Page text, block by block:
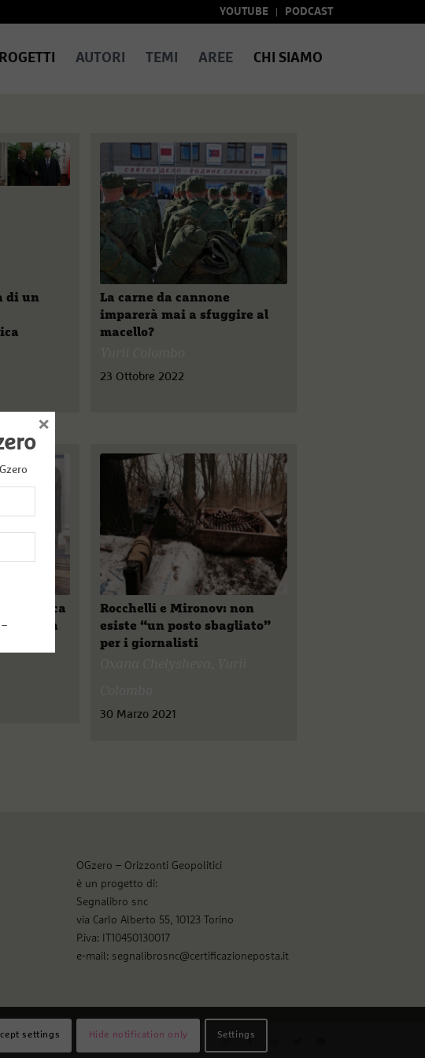
YOUTUBE PODCAST
AUTORI TEMI AREE CHI SIAMO
di un
La carne da cannone
imparerà mai a sfuggire al
macello?
23 Ottobre 2022
tattica
strategia
Rocchelli e Mironov: non
esiste “un posto sbagliato”
per i giornalisti
30 Marzo 2021
OGzero – Orizzonti Geopolitici
è un progetto di:
Segnalibro snc
via Carlo Alberto 55, 10123 Torino
P.iva: IT10450130017
e-mail: segnalibrosnc@certificazioneposta.it
settings Hide notification only Settings
×